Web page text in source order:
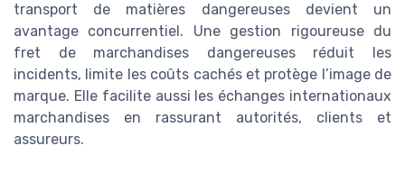
transport de matières dangereuses devient un
avantage concurrentiel. Une gestion rigoureuse du
fret de marchandises dangereuses réduit les
incidents, limite les coûts cachés et protège l’image de
marque. Elle facilite aussi les échanges internationaux
marchandises en rassurant autorités, clients et
assureurs.